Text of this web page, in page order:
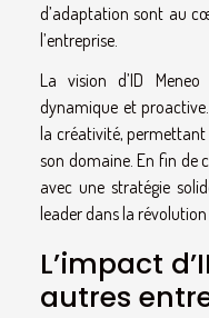
d’adaptation sont au
l’entreprise.
La vision d’ID
dynamique et
la créativité, permettant
son domaine. En fin de
avec une stratégie
leader dans la révolution
L’impact
autres